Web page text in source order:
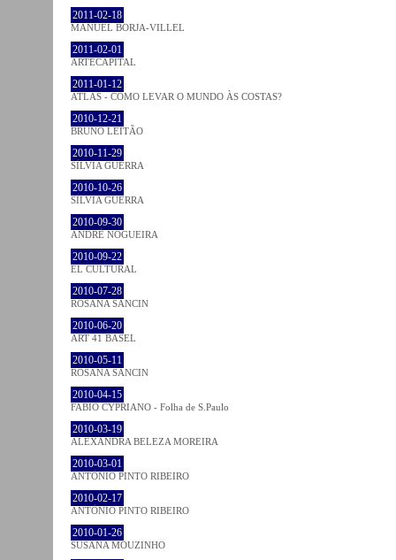
2011-02-18
MANUEL BORJA-VILLEL
2011-02-01
ARTECAPITAL
2011-01-12
ATLAS - COMO LEVAR O MUNDO ÀS COSTAS?
2010-12-21
BRUNO LEITÃO
2010-11-29
SÍLVIA GUERRA
2010-10-26
SÍLVIA GUERRA
2010-09-30
ANDRÉ NOGUEIRA
2010-09-22
EL CULTURAL
2010-07-28
ROSANA SANCIN
2010-06-20
ART 41 BASEL
2010-05-11
ROSANA SANCIN
2010-04-15
FABIO CYPRIANO - Folha de S.Paulo
2010-03-19
ALEXANDRA BELEZA MOREIRA
2010-03-01
ANTÓNIO PINTO RIBEIRO
2010-02-17
ANTÓNIO PINTO RIBEIRO
2010-01-26
SUSANA MOUZINHO